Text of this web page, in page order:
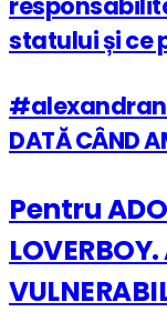
statului și ce
DATĂ CÂND
Pentru